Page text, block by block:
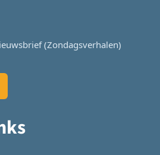
(Zondagsverhalen)